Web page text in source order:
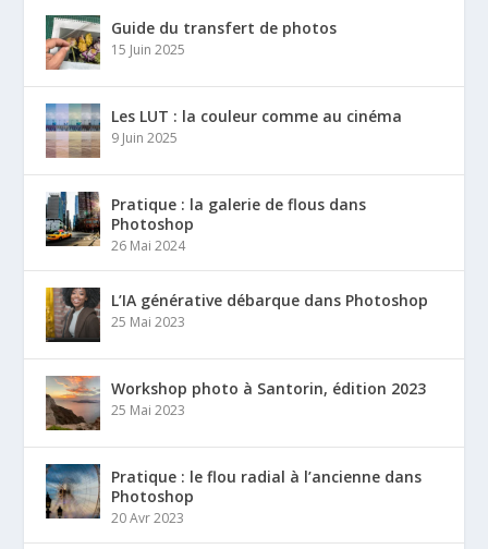
Guide du transfert de photos
15 Juin 2025
Les LUT : la couleur comme au cinéma
9 Juin 2025
Pratique : la galerie de flous dans
Photoshop
26 Mai 2024
L’IA générative débarque dans Photoshop
25 Mai 2023
Workshop photo à Santorin, édition 2023
25 Mai 2023
Pratique : le flou radial à l’ancienne dans
Photoshop
20 Avr 2023